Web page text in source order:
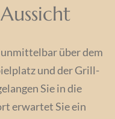
unmittelbar über dem
und der Grill-
Sie in die
erwartet Sie ein